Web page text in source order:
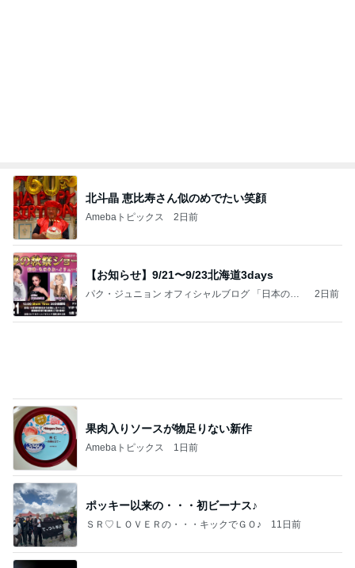
北斗晶 恵比寿さん似のめでたい笑顔
Amebaトピックス 2日前
【お知らせ】9/21〜9/23北海道3days
パク・ジュニョン オフィシャルブログ 「日本の
2日前
果肉入りソースが物足りない新作
Amebaトピックス 1日前
ポッキー以来の・・・初ビーナス♪
ＳＲ♡ＬＯＶＥＲの・・・キックでＧＯ♪ 11日前